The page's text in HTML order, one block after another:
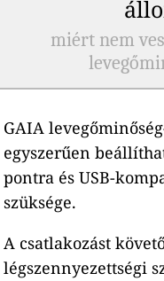
miért nem
GAIA
egyszerűen
pontra és USB-
szüksége.
A csatlakozást
légszennyezettségi